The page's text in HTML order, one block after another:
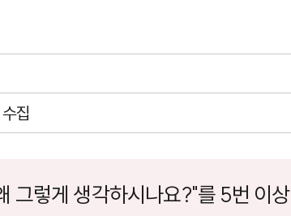
집
그렇게 생각하시나요?"를 5번 이상